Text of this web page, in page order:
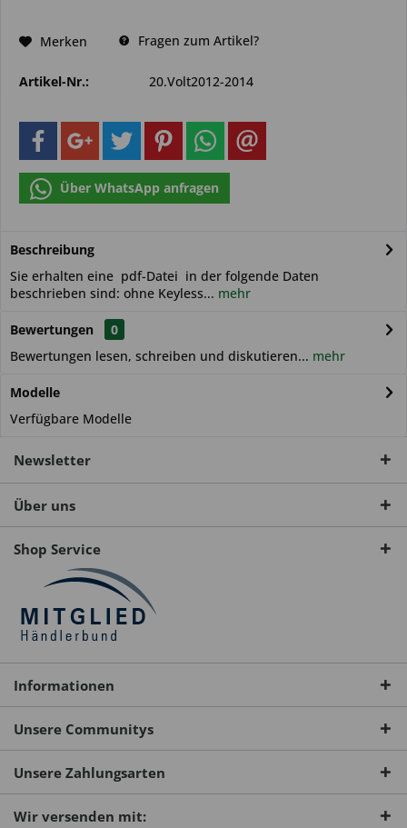
Merken Fragen zum Artikel?
Artikel-Nr.: 20.Volt2012-2014
Über WhatsApp anfragen
Beschreibung
Sie erhalten eine pdf-Datei in der folgende Daten
beschrieben sind: ohne Keyless... mehr
Bewertungen
0
Bewertungen lesen, schreiben und diskutieren... mehr
Modelle
Verfügbare Modelle
Newsletter
Über uns
Shop Service
Informationen
Unsere Communitys
Unsere Zahlungsarten
Wir versenden mit: